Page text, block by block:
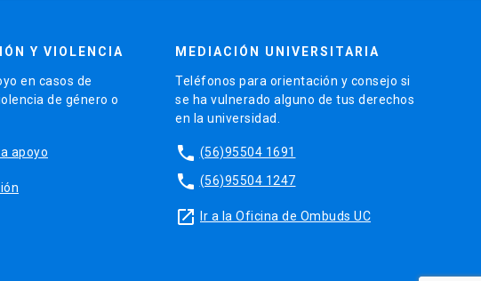
Y VIOLENCIA
en casos de
de género o
apoyo
MEDIACIÓN UNIVERSITARIA
Teléfonos para orientación y consejo si
se ha vulnerado alguno de tus derechos
en la universidad.
phone (56)95504 1691
phone (56)95504 1247
launch Ir a la Oficina de Ombuds UC